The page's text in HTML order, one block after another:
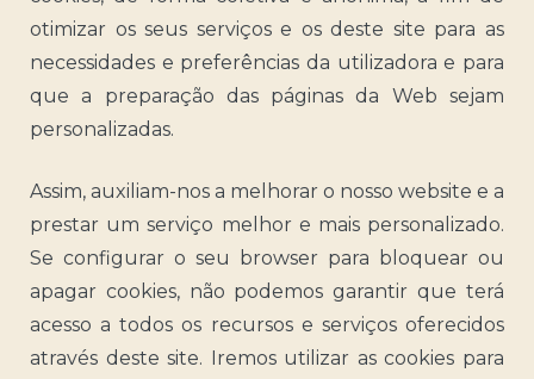
otimizar os seus serviços e os deste site para as
necessidades e preferências da utilizadora e para
que a preparação das páginas da Web sejam
personalizadas.
Assim, auxiliam-nos a melhorar o nosso website e a
prestar um serviço melhor e mais personalizado.
Se configurar o seu browser para bloquear ou
apagar cookies, não podemos garantir que terá
acesso a todos os recursos e serviços oferecidos
através deste site. Iremos utilizar as cookies para